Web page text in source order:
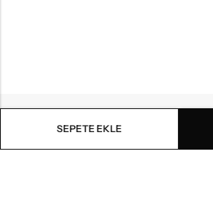
SEPETE EKLE